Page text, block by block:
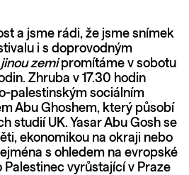
a jsme rádi, že jsme snímek
i s doprovodným
zemipromítáme v sobotu
Zhruba v 17.30 hodin
palestinským sociálním
Abu Ghoshem, který působí
studií UK. Yasar Abu Gosh se
ekonomikou na okraji nebo
s ohledem na evropské
Palestinec vyrůstající v Praze